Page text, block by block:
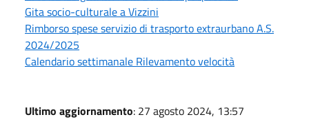
Gita socio-culturale a Vizzini
Rimborso spese servizio di trasporto extraurbano A.S.
2024/2025
Calendario settimanale Rilevamento velocità
Ultimo aggiornamento: 27 agosto 2024, 13:57